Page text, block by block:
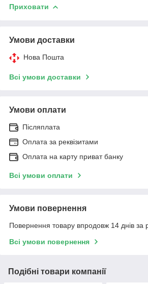
Приховати
Умови доставки
Нова Пошта
Всі умови доставки
Умови оплати
Післяплата
Оплата за реквізитами
Оплата на карту приват банку
Всі умови оплати
Умови повернення
Повернення товару впродовж 14 днів за
Всі умови повернення
Подібні товари компанії